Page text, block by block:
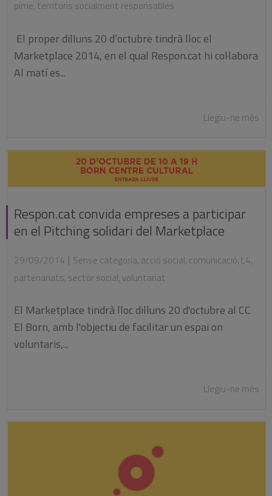
pime, territoris socialment responsables
El proper dilluns 20 d’octubre tindrà lloc el
Marketplace 2014, en el qual Respon.cat hi col·labora
Al matí es...
Llegiu-ne més
Respon.cat convida empreses a participar
en el Pitching solidari del Marketplace
29/09/2014 | Sense categoria, acció social, comunicació, L4,
partenariats, sector social, voluntariat
El Marketplace tindrà lloc dilluns 20 d'octubre al CC
El Born, amb l'objectiu de facilitar un espai on
voluntaris,...
Llegiu-ne més